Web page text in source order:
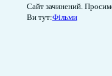
Сайт зачинений.
Ви тут:Фільми